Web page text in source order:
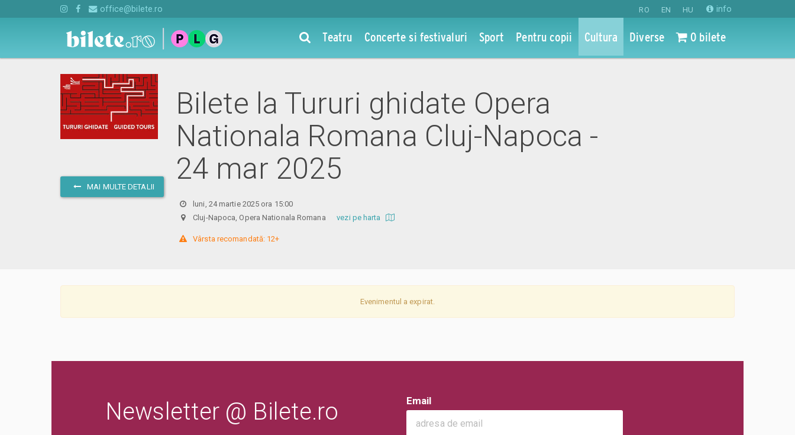
RO EN HU info
office@bilete.ro
Teatru Concerte si festivaluri Sport Pentru copii Cultura Diverse 0 bilete
MAI MULTE DETALII
Bilete la Tururi ghidate Opera
Nationala Romana Cluj-Napoca -
24 mar 2025
luni, 24 martie 2025 ora 15:00
Cluj-Napoca, Opera Nationala Romanavezi pe harta
Vârsta recomandată: 12+
Evenimentul a expirat.
Newsletter @ Bilete.ro Email